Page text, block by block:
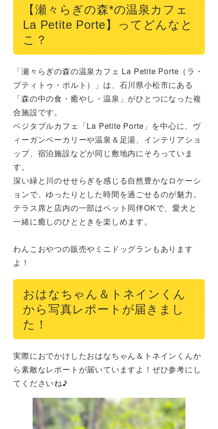
【瀬々らぎの森*の温泉カフェ
La Petite Porte】ってどんなと
こ？
「瀬々らぎの森の温泉カフェ La Petite Porte（ラ・
プティトゥ・ポルト）」は、石川県小松市にある
「森の中の食・癒やし・温泉」がひとつになった複
合施設です。
ベジタブルカフェ「La Petite Porte」を中心に、ヴ
ィーガンベーカリーや温泉＆足湯、インテリアショ
ップ、宿泊施設などが同じ敷地内にそろっていま
す。
深い緑と川のせせらぎを感じる自然豊かなロケーシ
ョンで、ゆったりとした時間を過ごせるのが魅力。
テラス席と店内の一部はペット同伴OKで、愛犬と
一緒に癒しのひとときを楽しめます。
わんこおやつの販売やミニドッグランもあります
よ！
おはなちゃん＆トネインくん
から写真レポートが届きまし
た！
実際におでかけしたおはなちゃん＆トネインくんか
ら素敵なレポートが届いていますよ！ぜひ参考にし
てくださいね♪